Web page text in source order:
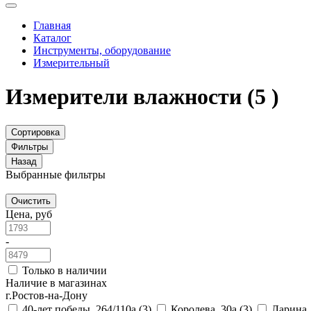
Главная
Каталог
Инструменты, оборудование
Измерительный
Измерители влажности (5 )
Сортировка
Фильтры
Назад
Выбранные фильтры
Очистить
Цена, руб
-
Только в наличии
Наличие в магазинах
г.Ростов-на-Дону